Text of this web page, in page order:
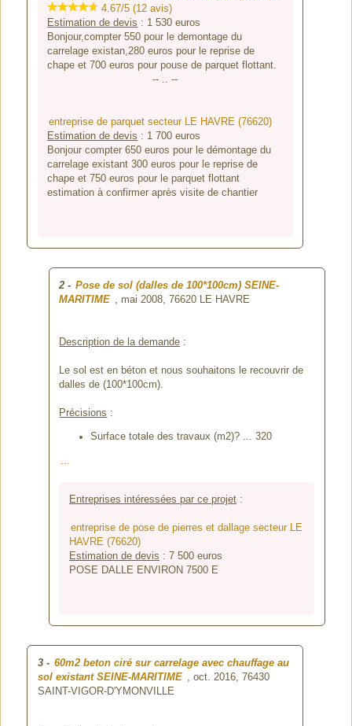
4.67/5 (12 avis)
Estimation de devis : 1 530 euros
Bonjour,compter 550 pour le demontage du
carrelage existan,280 euros pour le reprise de
chape et 700 euros pour pouse de parquet flottant.
-- .. --
entreprise de parquet secteur LE HAVRE (76620)
Estimation de devis : 1 700 euros
Bonjour compter 650 euros pour le démontage du
carrelage existant 300 euros pour le reprise de
chape et 750 euros pour le parquet flottant
estimation à confirmer après visite de chantier
2 - Pose de sol (dalles de 100*100cm) SEINE-
MARITIME , mai 2008,76620 LE HAVRE
Description de la demande :
Le sol est en béton et nous souhaitons le recouvrir de
dalles de (100*100cm).
Précisions :
Surface totale des travaux (m2)? ... 320
...
Entreprises intéressées par ce projet:
entreprise de pose de pierres et dallage secteur LE
HAVRE (76620)
Estimation de devis : 7 500euros
POSE DALLE ENVIRON 7500 E
3- 60m2 beton ciré sur carrelage avec chauffage au
sol existant SEINE-MARITIME , oct. 2016, 76430
SAINT-VIGOR-D'YMONVILLE